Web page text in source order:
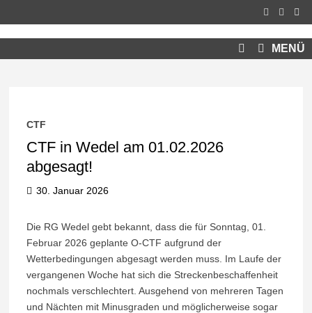
MENÜ
CTF
CTF in Wedel am 01.02.2026
abgesagt!
30. Januar 2026
Die RG Wedel gebt bekannt, dass die für Sonntag, 01.
Februar 2026 geplante O-CTF aufgrund der
Wetterbedingungen abgesagt werden muss. Im Laufe der
vergangenen Woche hat sich die Streckenbeschaffenheit
nochmals verschlechtert. Ausgehend von mehreren Tagen
und Nächten mit Minusgraden und möglicherweise sogar